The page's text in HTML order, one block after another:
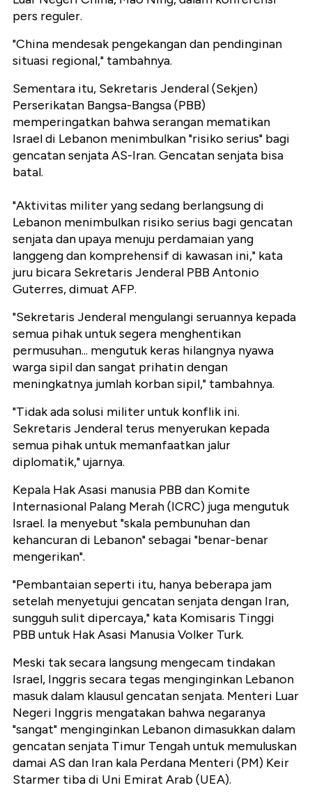
pers reguler.
"China mendesak pengekangan dan pendinginan
situasi regional," tambahnya.
Sementara itu, Sekretaris Jenderal (Sekjen)
Perserikatan Bangsa-Bangsa (PBB)
memperingatkan bahwa serangan mematikan
Israel di Lebanon menimbulkan "risiko serius" bagi
gencatan senjata AS-Iran. Gencatan senjata bisa
batal.
"Aktivitas militer yang sedang berlangsung di
Lebanon menimbulkan risiko serius bagi gencatan
senjata dan upaya menuju perdamaian yang
langgeng dan komprehensif di kawasan ini," kata
juru bicara Sekretaris Jenderal PBB Antonio
Guterres, dimuat AFP.
"Sekretaris Jenderal mengulangi seruannya kepada
semua pihak untuk segera menghentikan
permusuhan... mengutuk keras hilangnya nyawa
warga sipil dan sangat prihatin dengan
meningkatnya jumlah korban sipil," tambahnya.
"Tidak ada solusi militer untuk konflik ini.
Sekretaris Jenderal terus menyerukan kepada
semua pihak untuk memanfaatkan jalur
diplomatik," ujarnya.
Kepala Hak Asasi manusia PBB dan Komite
Internasional Palang Merah (ICRC) juga mengutuk
Israel. Ia menyebut "skala pembunuhan dan
kehancuran di Lebanon" sebagai "benar-benar
mengerikan".
"Pembantaian seperti itu, hanya beberapa jam
setelah menyetujui gencatan senjata dengan Iran,
sungguh sulit dipercaya," kata Komisaris Tinggi
PBB untuk Hak Asasi Manusia Volker Turk.
Meski tak secara langsung mengecam tindakan
Israel, Inggris secara tegas menginginkan Lebanon
masuk dalam klausul gencatan senjata. Menteri Luar
Negeri Inggris mengatakan bahwa negaranya
"sangat" menginginkan Lebanon dimasukkan dalam
gencatan senjata Timur Tengah untuk memuluskan
damai AS dan Iran kala Perdana Menteri (PM) Keir
Starmer tiba di Uni Emirat Arab (UEA).